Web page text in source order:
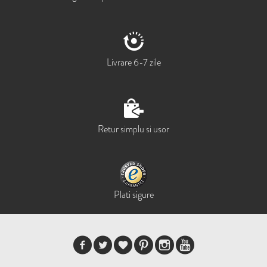
Livrare 6-7 zile
Retur simplu si usor
Plati sigure